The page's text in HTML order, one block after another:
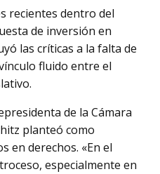
recientes dentro del
de inversión en
las críticas a la falta de
fluido entre el
de la Cámara
planteó como
en derechos. «En el
especialmente en